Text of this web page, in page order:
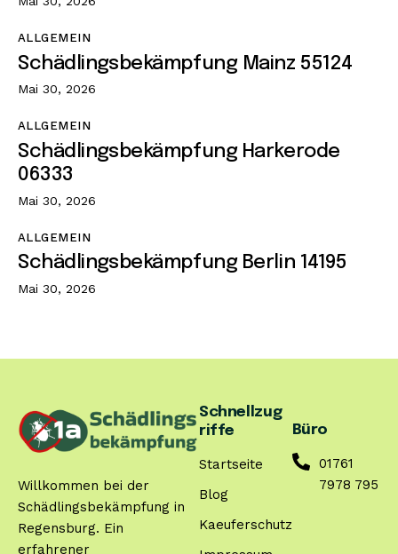
ALLGEMEIN
Schädlingsbekämpfung Mainz 55124
Mai 30, 2026
ALLGEMEIN
Schädlingsbekämpfung Harkerode
06333
Mai 30, 2026
ALLGEMEIN
Schädlingsbekämpfung Berlin 14195
Mai 30, 2026
Willkommen bei der
Schädlingsbekämpfung in
Regensburg. Ein
erfahrener
Schnellzug
riffe
Startseite
Blog
Kaeuferschutz
Büro
01761
7978 795